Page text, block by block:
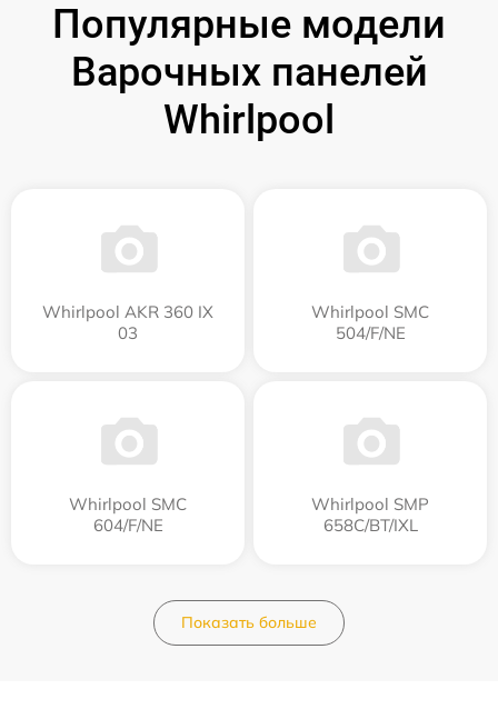
Популярные модели
Варочных панелей
Whirlpool
Whirlpool AKR 360 IX
03
Whirlpool SMC
504/F/NE
Whirlpool SMC
604/F/NE
Whirlpool SMP
658C/BT/IXL
Показать больше